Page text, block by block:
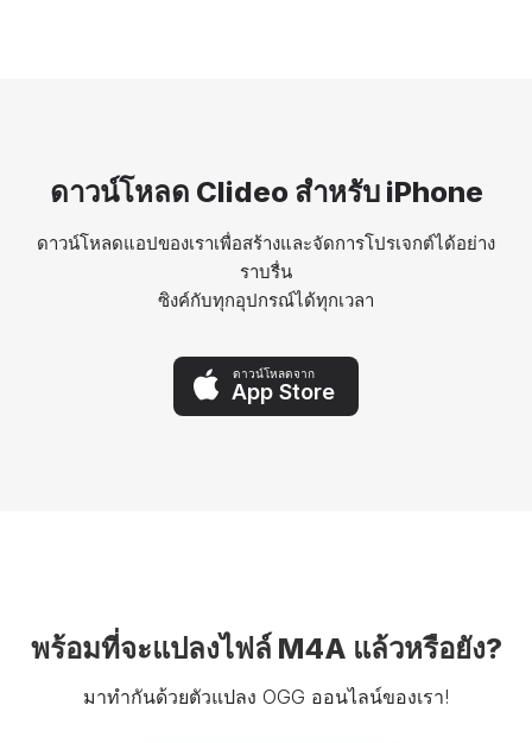
ดาวน์โหลด Clideo สำหรับ iPhone
ดาวน์โหลดแอปของเราเพื่อสร้างและจัดการโปรเจกต์ได้อย่าง
ราบรื่น
ซิงค์กับทุกอุปกรณ์ได้ทุกเวลา
ดาวน์โหลดจาก
App Store
พร้อมที่จะแปลงไฟล์ M4A แล้วหรือยัง?
มาทำกันด้วยตัวแปลง OGG ออนไลน์ของเรา!